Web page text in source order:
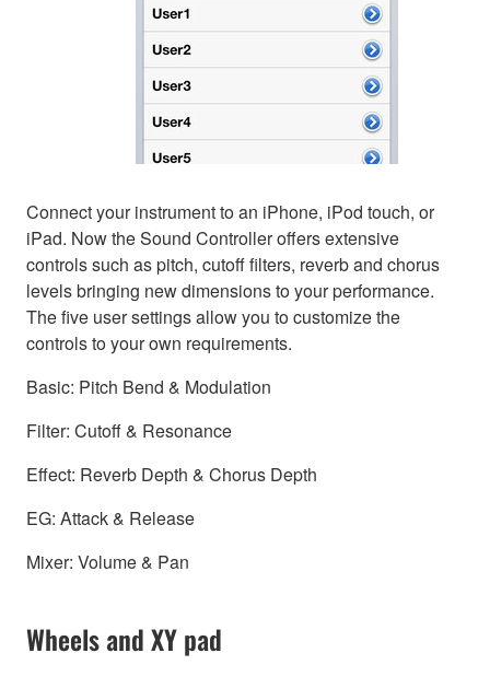
Connect your instrument to an iPhone, iPod touch, or
iPad. Now the Sound Controller offers extensive
controls such as pitch, cutoff filters, reverb and chorus
levels bringing new dimensions to your performance.
The five user settings allow you to customize the
controls to your own requirements.
Basic: Pitch Bend & Modulation
Filter: Cutoff & Resonance
Effect: Reverb Depth & Chorus Depth
EG: Attack & Release
Mixer: Volume & Pan
Wheels and XY pad